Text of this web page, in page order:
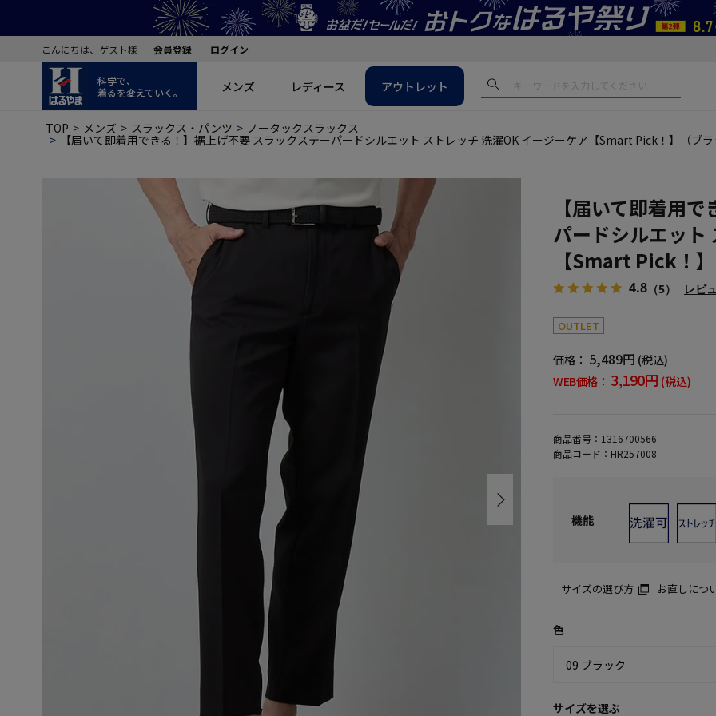
こんにちは、ゲスト様 会員登録 ログイン
科学で、
着るを変えていく。
メンズ レディース アウトレット
TOP メンズ スラックス・パンツ ノータックスラックス
【届いて即着用できる！】裾上げ不要 スラックステーパードシルエット ストレッチ 洗濯OK イージーケア【Smart Pick！】（ブ
【届いて即着用
パードシルエット
【Smart Pick！
4.8 （5） レビ
OUTLET
価格： 5,489円 (税込)
WEB価格： 3,190円 (税込)
商品番号： 1316700566
商品コード： HR257008
機能
サイズの選び方 お直しにつ
色
サイズを選ぶ